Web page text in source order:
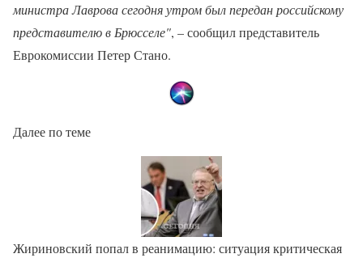
министра Лаврова сегодня утром был передан российскому
представителю в Брюсселе", – сообщил представитель
Еврокомиссии Петер Стано.
Далее по теме
Жириновский попал в реанимацию: ситуация критическая